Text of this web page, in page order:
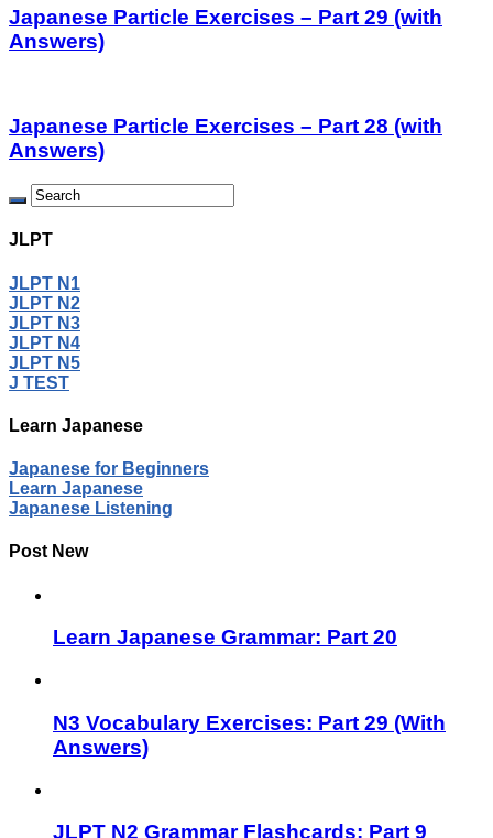
Japanese Particle Exercises – Part 29 (with
Answers)
Japanese Particle Exercises – Part 28 (with
Answers)
JLPT
JLPT N1
JLPT N2
JLPT N3
JLPT N4
JLPT N5
J TEST
Learn Japanese
Japanese for Beginners
Learn Japanese
Japanese Listening
Post New
Learn Japanese Grammar: Part 20
N3 Vocabulary Exercises: Part 29 (With
Answers)
JLPT N2 Grammar Flashcards: Part 9